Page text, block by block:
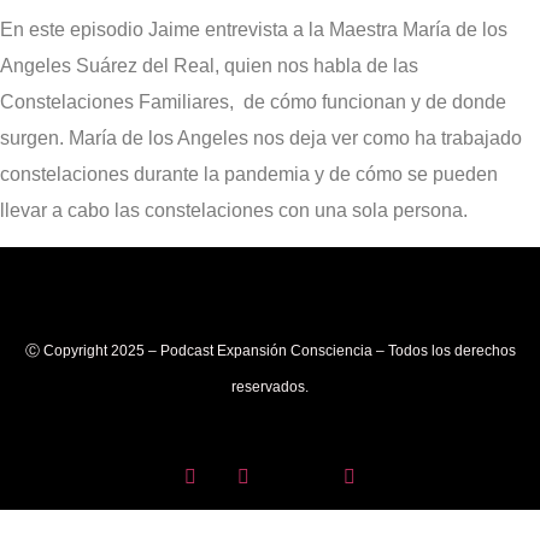
En este episodio Jaime entrevista a la Maestra María de los
Angeles Suárez del Real, quien nos habla de las
Constelaciones Familiares, de cómo funcionan y de donde
surgen. María de los Angeles nos deja ver como ha trabajado
constelaciones durante la pandemia y de cómo se pueden
llevar a cabo las constelaciones con una sola persona.
Ⓒ Copyright 2025 – Podcast Expansión Consciencia – Todos los derechos
reservados.